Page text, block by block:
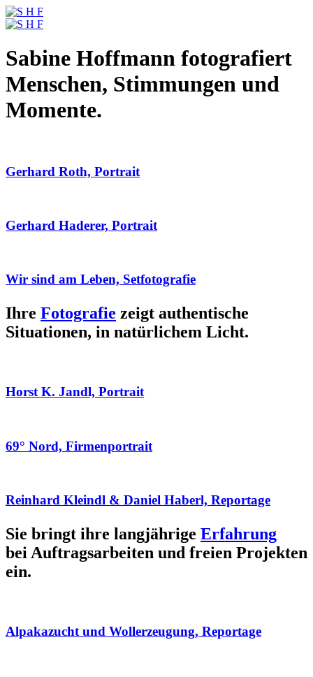
Sabine Hoffmann fotografiert
Menschen, Stimmungen und
Momente.
Gerhard Roth, Portrait
Gerhard Haderer, Portrait
Wir sind am Leben, Setfotografie
Ihre Fotografie zeigt authentische
Situationen, in natürlichem Licht.
Horst K. Jandl, Portrait
69° Nord, Firmenportrait
Reinhard Kleindl & Daniel Haberl, Reportage
Sie bringt ihre langjährige Erfahrung
bei Auftragsarbeiten und freien Projekten
ein.
Alpakazucht und Wollerzeugung, Reportage